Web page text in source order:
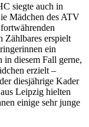
siegte auch in
Mädchen des ATV
Zählbares erspielt
ein
in diesem Fall gerne,
erzielt –
diesjährige Kader
Leipzig hielten
einige sehr junge